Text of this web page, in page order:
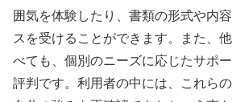
囲気を体験したり、書類の形式や内
スを受けることができます。また、
べても、個別のニーズに応じたサポ
評判です。利用者の中には、これら